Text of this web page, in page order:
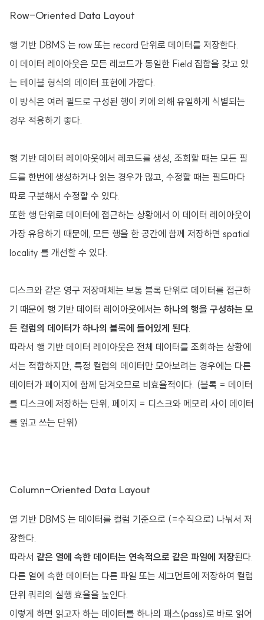
Row-Oriented Data Layout
행 기반 DBMS 는 row 또는 record 단위로 데이터를 저장한다.
이 데이터 레이아웃은 모든 레코드가 동일한 Field 집합을 갖고 있
는 테이블 형식의 데이터 표현에 가깝다.
이 방식은 여러 필드로 구성된 행이 키에 의해 유일하게 식별되는
경우 적용하기 좋다.
행 기반 데이터 레이아웃에서 레코드를 생성, 조회할 때는 모든 필
드를 한번에 생성하거나 읽는 경우가 많고, 수정할 때는 필드마다
따로 구분해서 수정할 수 있다.
또한 행 단위로 데이터에 접근하는 상황에서 이 데이터 레이아웃이
가장 유용하기 때문에, 모든 행을 한 공간에 함께 저장하면 spatial
locality 를 개선할 수 있다.
디스크와 같은 영구 저장매체는 보통 블록 단위로 데이터를 접근하
기 때문에 행 기반 데이터 레이아웃에서는 하나의 행을 구성하는 모
든 컬럼의 데이터가 하나의 블록에 들어있게 된다.
따라서 행 기반 데이터 레이아웃은 전체 데이터를 조회하는 상황에
서는 적합하지만, 특정 컬럼의 데이터만 모아보려는 경우에는 다른
데이터가 페이지에 함께 담겨오므로 비효율적이다. (블록 = 데이터
를 디스크에 저장하는 단위, 페이지 = 디스크와 메모리 사이 데이터
를 읽고 쓰는 단위)
Column-Oriented Data Layout
열 기반 DBMS 는 데이터를 컬럼 기준으로 (=수직으로) 나눠서 저
장한다.
따라서 같은 열에 속한 데이터는 연속적으로 같은 파일에 저장된다.
다른 열에 속한 데이터는 다른 파일 또는 세그먼트에 저장하여 컬럼
단위 쿼리의 실행 효율을 높인다.
이렇게 하면 읽고자 하는 데이터를 하나의 패스(pass)로 바로 읽어